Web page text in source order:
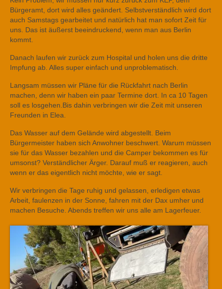
Bürgeramt, dort wird alles geändert. Selbstverständlich wird dort
auch Samstags gearbeitet und natürlich hat man sofort Zeit für
uns. Das ist äußerst beeindruckend, wenn man aus Berlin
kommt.
Danach laufen wir zurück zum Hospital und holen uns die dritte
Impfung ab. Alles super einfach und unproblematisch.
Langsam müssen wir Pläne für die Rückfahrt nach Berlin
machen, denn wir haben ein paar Termine dort. In ca 10 Tagen
soll es losgehen.Bis dahin verbringen wir die Zeit mit unseren
Freunden in Elea.
Das Wasser auf dem Gelände wird abgestellt. Beim
Bürgermeister haben sich Anwohner beschwert. Warum müssen
sie für das Wasser bezahlen und die Camper bekommen es für
umsonst? Verständlicher Ärger. Darauf muß er reagieren, auch
wenn er das eigentlich nicht möchte, wie er sagt.
Wir verbringen die Tage ruhig und gelassen, erledigen etwas
Arbeit, faulenzen in der Sonne, fahren mit der Dax umher und
machen Besuche. Abends treffen wir uns alle am Lagerfeuer.